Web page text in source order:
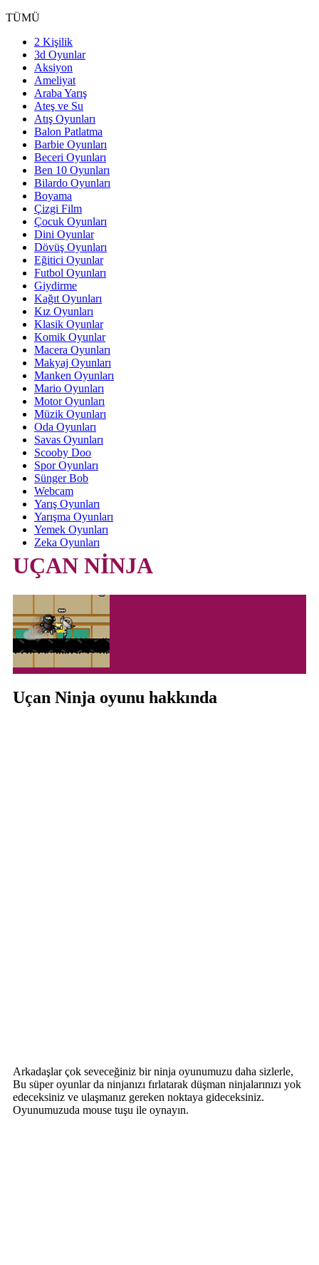
TÜMÜ
2 Kişilik
3d Oyunlar
Aksiyon
Ameliyat
Araba Yarış
Ateş ve Su
Atış Oyunları
Balon Patlatma
Barbie Oyunları
Beceri Oyunları
Ben 10 Oyunları
Bilardo Oyunları
Boyama
Çizgi Film
Çocuk Oyunları
Dini Oyunlar
Dövüş Oyunları
Eğitici Oyunlar
Futbol Oyunları
Giydirme
Kağıt Oyunları
Kız Oyunları
Klasik Oyunlar
Komik Oyunlar
Macera Oyunları
Makyaj Oyunları
Manken Oyunları
Mario Oyunları
Motor Oyunları
Müzik Oyunları
Oda Oyunları
Savas Oyunları
Scooby Doo
Spor Oyunları
Sünger Bob
Webcam
Yarış Oyunları
Yarışma Oyunları
Yemek Oyunları
Zeka Oyunları
UÇAN NİNJA
Uçan Ninja oyunu hakkında
Arkadaşlar çok seveceğiniz bir ninja oyunumuzu daha sizlerle,
Bu süper oyunlar da ninjanızı fırlatarak düşman ninjalarınızı yok
edeceksiniz ve ulaşmanız gereken noktaya gideceksiniz.
Oyunumuzuda mouse tuşu ile oynayın.